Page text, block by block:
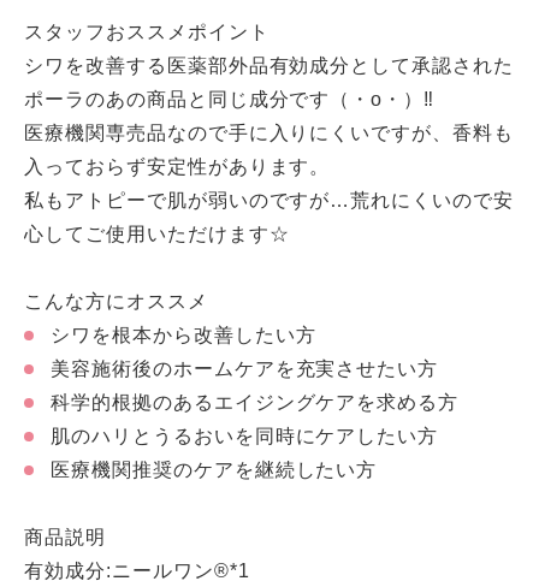
スタッフおススメポイント
シワを改善する医薬部外品有効成分として承認された
ポーラのあの商品と同じ成分です（・o ・）‼
医療機関専売品なので手に入りにくいですが、香料も
入っておらず安定性があります。
私もアトピーで肌が弱いのですが…荒れにくいので安
心してご使用いただけます☆
こんな方にオススメ
シワを根本から改善したい方
美容施術後のホームケアを充実させたい方
科学的根拠のあるエイジングケアを求める方
肌のハリとうるおいを同時にケアしたい方
医療機関推奨のケアを継続したい方
商品説明
有効成分:ニールワン®*1